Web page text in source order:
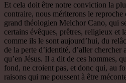
Et cela doit être notre conviction la
contraire, nous mériterons le reproche
grand théologien Melchor Cano, qui
certains évêques, prêtres, religieux et
comme ils le sont aujourd’hui, du
de la perte d’identité, d’aller chercher
qu’en Jésus. Il a dit de ces hommes,
fond, ne croient pas, et donc qui, au
raisons qui me poussent à être